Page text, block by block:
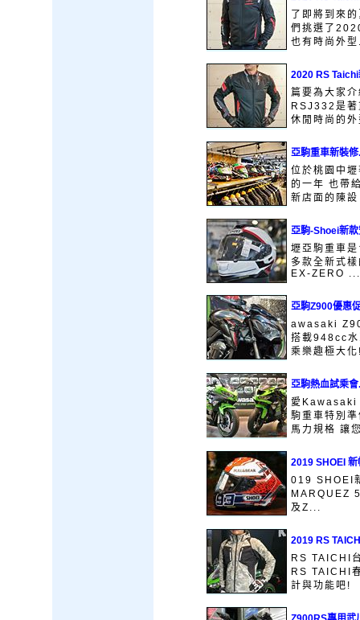
了即將到來
們挑選了
也有時尚外
2020 RS
篇要為大家
RSJ332是著
休閒時尚的
亞駒重車新裝
位於桃園中
的一年 也帶
新店面的陳
亞駒-Shoei新
壢亞駒重車
多款全新式
EX-ZERO ...
亞駒Z900優惠
awasaki
搭載948cc水
乘樂趣極大
亞駒熱血試乘
愛Kawasaki
駒重車特別
馬力規格 讓
2019 SHOEI 新
019 SHOEI
MARQUEZ
及Z...
2019 RS
RS TAICHI
RS TAICHI
計與功能吧!